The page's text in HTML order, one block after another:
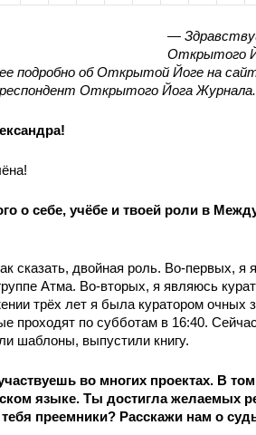
—
Открытого
подробно об Открытой Йоге на
Открытого Йога
о себе, учёбе и твоей роли в
сказать, двойная роль. Во-первых, я
Атма. Во-вторых, я являюсь
трёх лет я была куратором очных
проходят по субботам в 16:40.
шаблоны, выпустили книгу.
во многих проектах. В
языке. Ты достигла желаемых
преемники? Расскажи нам о